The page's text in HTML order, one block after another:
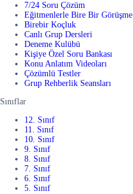
7/24 Soru Çözüm
Eğitmenlerle Bire Bir Görüşme
Birebir Koçluk
Canlı Grup Dersleri
Deneme Kulübü
Kişiye Özel Soru Bankası
Konu Anlatım Videoları
Çözümlü Testler
Grup Rehberlik Seansları
Sınıflar
12. Sınıf
11. Sınıf
10. Sınıf
9. Sınıf
8. Sınıf
7. Sınıf
6. Sınıf
5. Sınıf